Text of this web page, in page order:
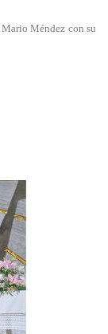
Méndez con su